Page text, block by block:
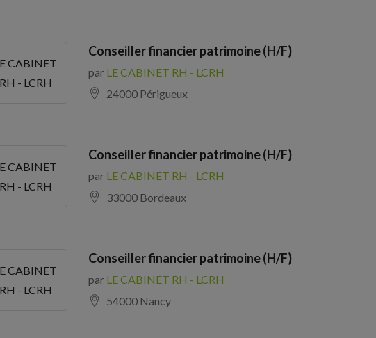
CABINET
RH - LCRH
Conseiller financier patrimoine (H/F)
par LE CABINET RH - LCRH
24000 Périgueux
CABINET
RH - LCRH
Conseiller financier patrimoine (H/F)
par LE CABINET RH - LCRH
33000 Bordeaux
CABINET
RH - LCRH
Conseiller financier patrimoine (H/F)
par LE CABINET RH - LCRH
54000 Nancy